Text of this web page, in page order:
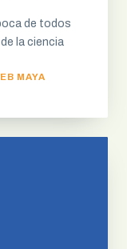
de todos
la ciencia
MAYA